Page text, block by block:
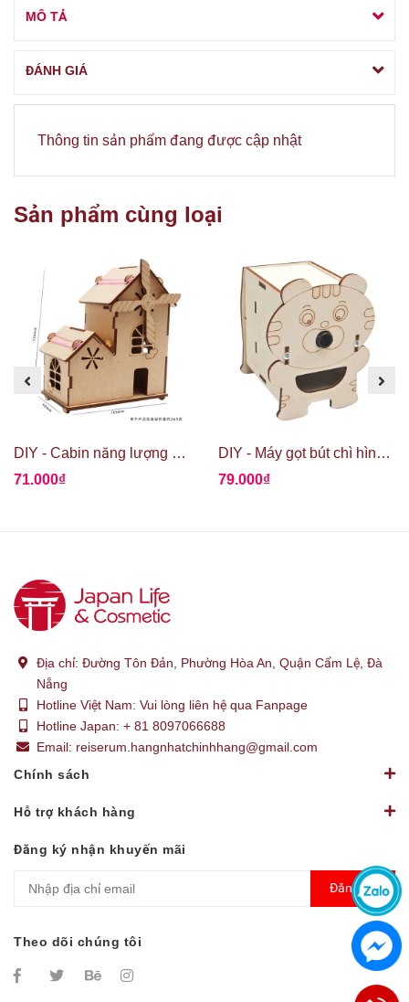
MÔ TẢ
ĐÁNH GIÁ
Thông tin sản phẩm đang được cập nhật
Sản phẩm cùng loại
DIY - Cabin năng lượng mặt trời
71.000₫
DIY - Máy gọt bút chì hình gấu con
79.000₫
Địa chỉ: Đường Tôn Đản, Phường Hòa An, Quận Cẩm Lệ, Đà
Nẵng
Hotline Việt Nam: Vui lòng liên hệ qua Fanpage
Hotline Japan: + 81 8097066688
Email: reiserum.hangnhatchinhhang@gmail.com
Chính sách
Hỗ trợ khách hàng
Đăng ký nhận khuyến mãi
Đăng ký
Theo dõi chúng tôi